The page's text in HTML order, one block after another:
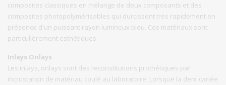
composites classiques en mélange de deux composants et des
composites photopolymérisables qui durcissent très rapidement en
présence d'un puissant rayon lumineux bleu. Ces matériaux sont
particulièrement esthétiques.
Inlays Onlays
Les inlays, onlays sont des reconstitutions prothétiques par
incrustation de matériau coulé au laboratoire. Lorsque la dent cariée